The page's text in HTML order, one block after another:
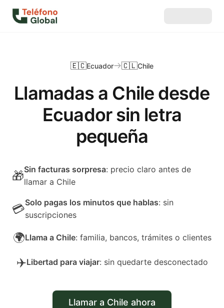
Llamadas a Chile desde
Ecuador sin letra
pequeña
🇪🇨Ecuador 🇨🇱Chile
🎁Sin facturas sorpresa: precio claro antes de
llamar a Chile
💳Solo pagas los minutos que hablas: sin
suscripciones
🌍Llama a Chile: familia, bancos, trámites o clientes
✈️Libertad para viajar: sin quedarte desconectado
Llamar a Chile ahora